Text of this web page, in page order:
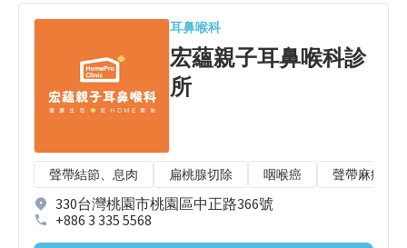
耳鼻喉科
宏蘊親子耳鼻喉科診
所
聲帶結節、息肉 扁桃腺切除 咽喉癌 聲帶麻痺
330台灣桃園市桃園區中正路366號
+886 3 335 5568